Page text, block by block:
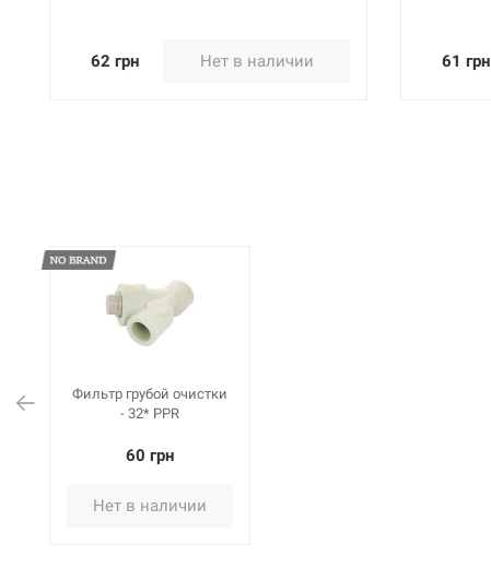
62 грн Нет в наличии 61 грн
Фильтр грубой очистки
- 32* PPR
60 грн
Нет в наличии